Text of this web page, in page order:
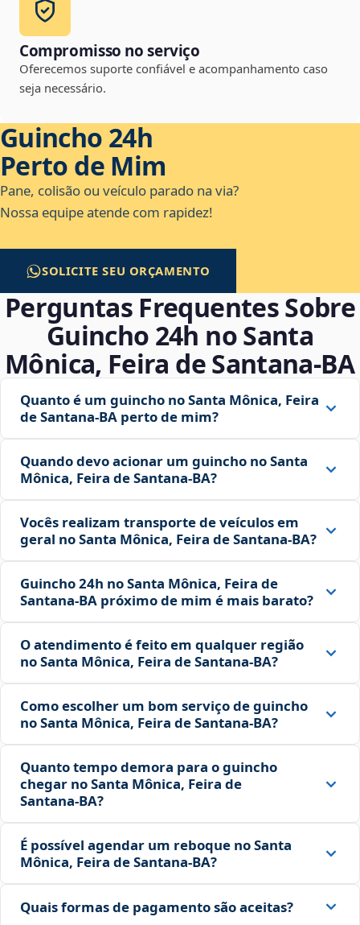
Compromisso no serviço
Oferecemos suporte confiável e acompanhamento caso
seja necessário.
Guincho 24h
Perto de Mim
Pane, colisão ou veículo parado na via?
Nossa equipe atende com rapidez!
SOLICITE SEU ORÇAMENTO
Perguntas Frequentes Sobre
Guincho 24h no Santa
Mônica, Feira de Santana‑BA
Quanto é um guincho no Santa Mônica, Feira
de Santana‑BA perto de mim?
Quando devo acionar um guincho no Santa
Mônica, Feira de Santana‑BA?
Vocês realizam transporte de veículos em
geral no Santa Mônica, Feira de Santana‑BA?
Guincho 24h no Santa Mônica, Feira de
Santana‑BA próximo de mim é mais barato?
O atendimento é feito em qualquer região
no Santa Mônica, Feira de Santana‑BA?
Como escolher um bom serviço de guincho
no Santa Mônica, Feira de Santana‑BA?
Quanto tempo demora para o guincho
chegar no Santa Mônica, Feira de
Santana‑BA?
É possível agendar um reboque no Santa
Mônica, Feira de Santana‑BA?
Quais formas de pagamento são aceitas?